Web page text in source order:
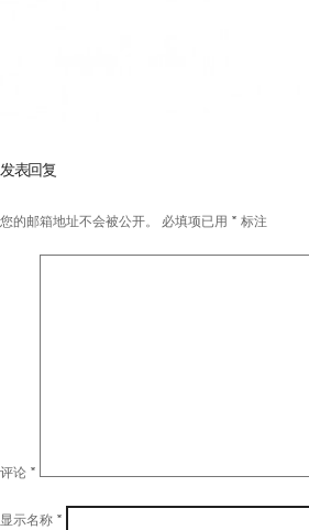
发表回复
您的邮箱地址不会被公开。 必填项已用 * 标注
评论 *
显示名称 *